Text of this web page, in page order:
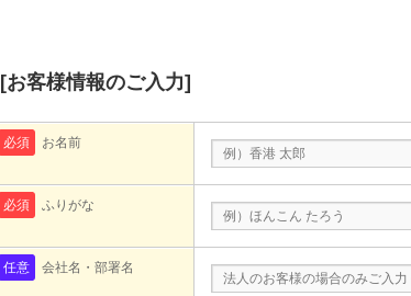
[お客様情報のご入力]
必須 お名前
必須 ふりがな
任意 会社名・部署名